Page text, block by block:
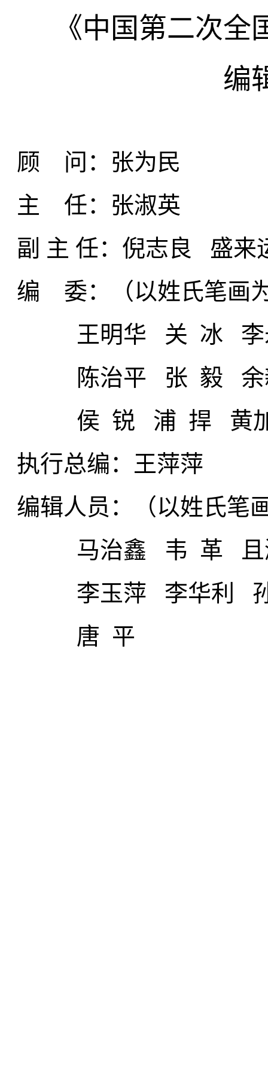
《中国第二次
编
顾 问： 张为民
主 任： 张淑英
副 主 任： 倪志良 盛
编 委：
（以姓氏笔画
王明华 关 冰 李
陈治平 张 毅 余
侯 锐 浦 捍 黄
执行总编： 王萍萍
编辑人员：
（以姓氏笔
马治鑫 韦 革 且
李玉萍 李华利
唐 平